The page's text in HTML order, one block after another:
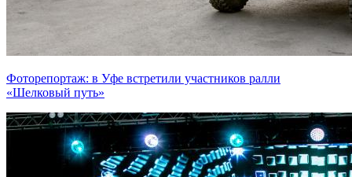
Фоторепортаж: в Уфе встретили участников ралли
«Шелковый путь»